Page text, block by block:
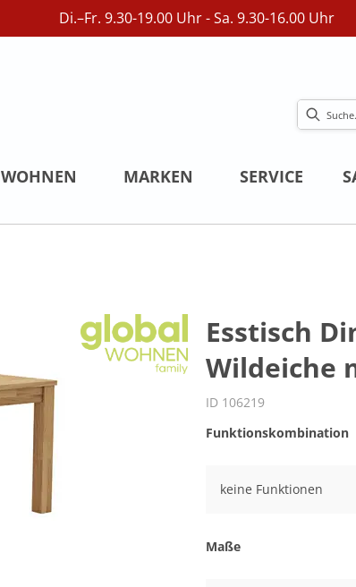
Di.–Fr. 9.30-19.00 Uhr - Sa. 9.30-16.00 Uhr
WOHNEN MARKEN SERVICE
Esstisch
Wildeiche
ID 106219
Funktionskombination
keine Funktionen
Maße